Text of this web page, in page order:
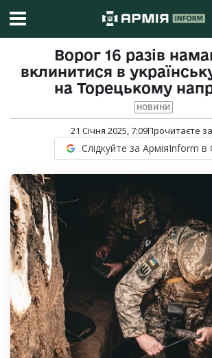
Ворог 16 разів
вклинитися в
на Торецькому
НОВИНИ
21 Січня 2025, 7:09Прочитаєте
Слідкуйте за АрміяInform в